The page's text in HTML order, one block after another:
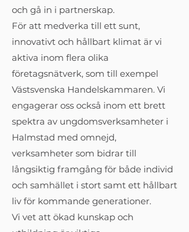
och gå in i partnerskap.
För att medverka till ett sunt,
innovativt och hållbart klimat är vi
aktiva inom flera olika
företagsnätverk, som till exempel
Västsvenska Handelskammaren. Vi
engagerar oss också inom ett brett
spektra av ungdomsverksamheter i
Halmstad med omnejd,
verksamheter som bidrar till
långsiktig framgång för både individ
och samhället i stort samt ett hållbart
liv för kommande generationer.
Vi vet att ökad kunskap och